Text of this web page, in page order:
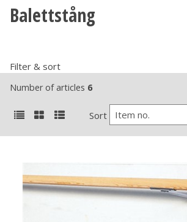
Balettstång
Filter & sort
Number of articles 6
Sort Item no.